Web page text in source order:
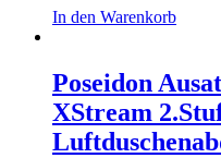
In den Warenkorb
Poseidon
XStream